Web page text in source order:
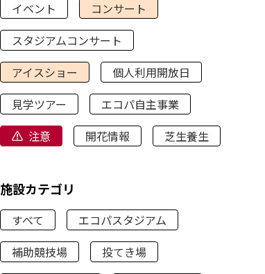
イベント
コンサート
スタジアムコンサート
アイスショー
個人利用開放日
見学ツアー
エコパ自主事業
注意
開花情報 芝生養生
施設カテゴリ
すべて
エコパスタジアム
補助競技場
投てき場